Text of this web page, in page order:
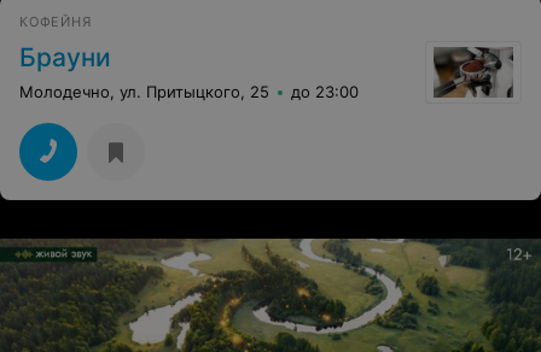
КОФЕЙНЯ
Брауни
Молодечно, ул. Притыцкого, 25 до 23:00